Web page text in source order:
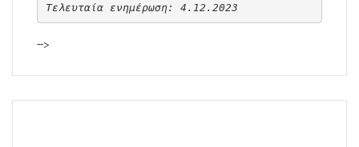
Τελευταία ενημέρωση: 4.12.2023
-->